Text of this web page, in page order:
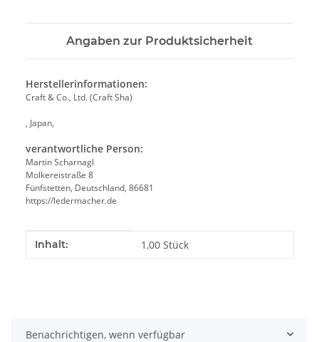
Angaben zur Produktsicherheit
Herstellerinformationen:
Craft & Co., Ltd. (Craft Sha)
, Japan,
verantwortliche Person:
Martin Scharnagl
Molkereistraße 8
Fünfstetten, Deutschland, 86681
https://ledermacher.de
Produkteigenschaft
Wert
Inhalt: 1,00 Stück
Benachrichtigen, wenn verfügbar